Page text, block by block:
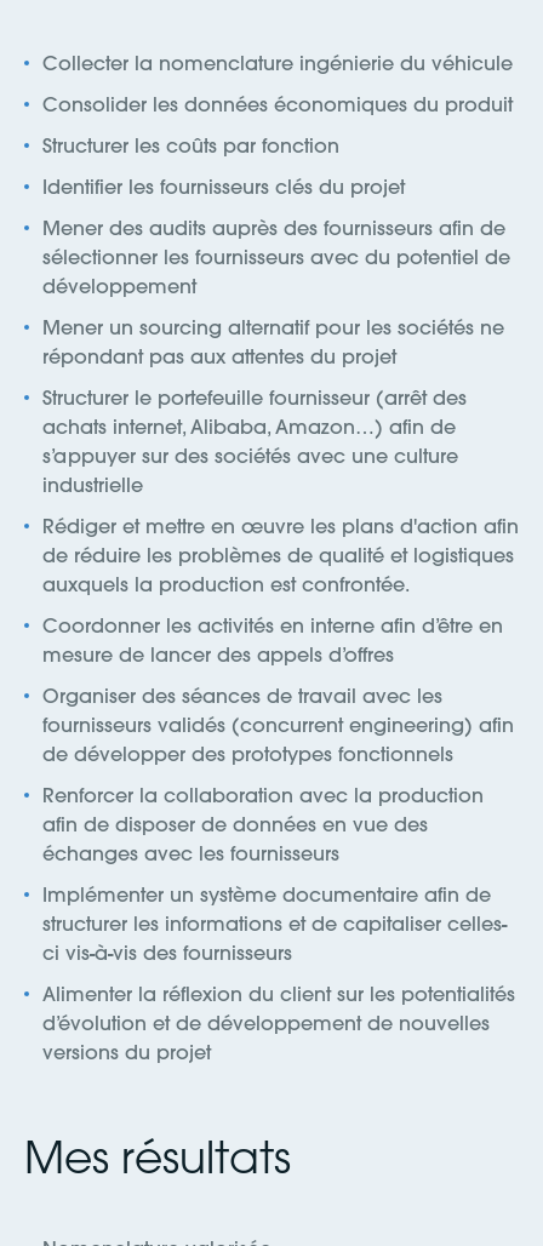
Collecter la nomenclature ingénierie du véhicule
Consolider les données économiques du produit
Structurer les coûts par fonction
Identifier les fournisseurs clés du projet
Mener des audits auprès des fournisseurs afin de
sélectionner les fournisseurs avec du potentiel de
développement
Mener un sourcing alternatif pour les sociétés ne
répondant pas aux attentes du projet
Structurer le portefeuille fournisseur (arrêt des
achats internet, Alibaba, Amazon…) afin de
s’appuyer sur des sociétés avec une culture
industrielle
Rédiger et mettre en œuvre les plans d'action afin
de réduire les problèmes de qualité et logistiques
auxquels la production est confrontée.
Coordonner les activités en interne afin d’être en
mesure de lancer des appels d’offres
Organiser des séances de travail avec les
fournisseurs validés (concurrent engineering) afin
de développer des prototypes fonctionnels
Renforcer la collaboration avec la production
afin de disposer de données en vue des
échanges avec les fournisseurs
Implémenter un système documentaire afin de
structurer les informations et de capitaliser celles-
ci vis-à-vis des fournisseurs
Alimenter la réflexion du client sur les potentialités
d’évolution et de développement de nouvelles
versions du projet
Mes résultats